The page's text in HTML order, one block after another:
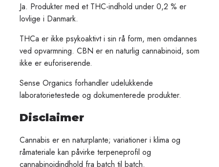
Ja. Produkter med et THC-indhold under 0,2 % er
lovlige i Danmark.
THCa er ikke psykoaktivt i sin rå form, men omdannes
ved opvarmning. CBN er en naturlig cannabinoid, som
ikke er euforiserende.
Sense Organics forhandler udelukkende
laboratorietestede og dokumenterede produkter.
Disclaimer
Cannabis er en naturplante; variationer i klima og
råmateriale kan påvirke terpeneprofil og
cannabinoidindhold fra batch til batch.